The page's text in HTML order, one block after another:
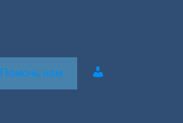
Помочь нам Про­филь